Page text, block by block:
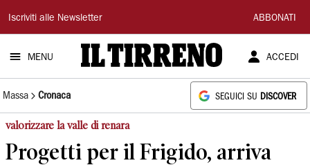
Il
Tirreno
Iscriviti alle Newsletter ABBONATI
MENU ACCEDI
Massa Cronaca SEGUICI SU DISCOVER
valorizzare la valle di renara
Progetti per il Frigido, arriva